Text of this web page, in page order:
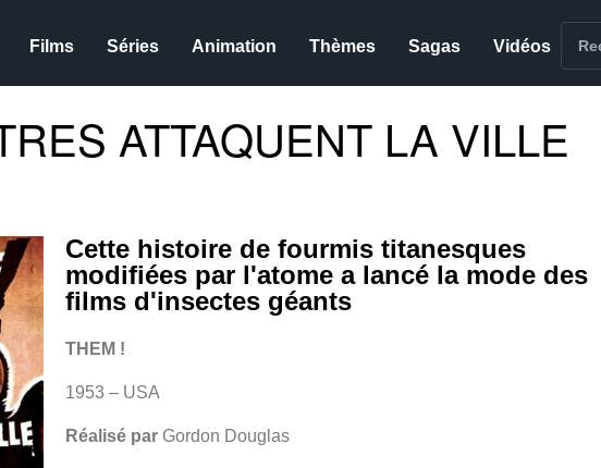
Films Séries Animation Thèmes Sagas Vidéos
ATTAQUENT LA VILLE
Cette histoire de fourmis titanesques
modifiées par l'atome a lancé la mode des
films d'insectes géants
THEM !
1953 – USA
Réalisé par Gordon Douglas